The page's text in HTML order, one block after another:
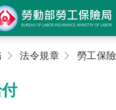
法令規章 勞工保險